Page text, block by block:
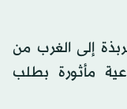
إلى الغرب من
مأثورة بطلب